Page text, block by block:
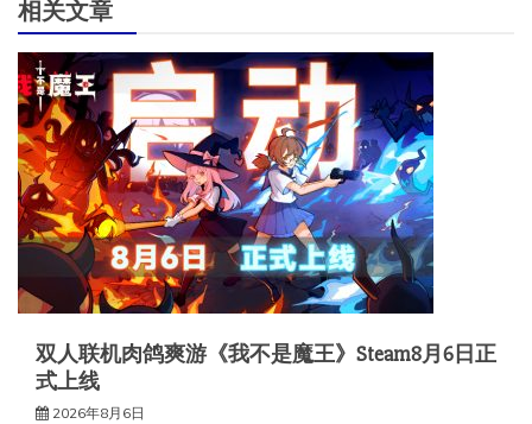
相关文章
双人联机肉鸽爽游《我不是魔王》Steam8月6日正
式上线
2026年8月6日